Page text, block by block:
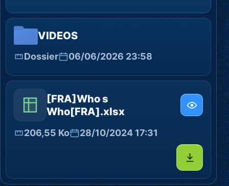
VIDEOS
Dossier 06/06/2026 23:58
[FRA]Who s
Who[FRA].xlsx
206,55 Ko 28/10/2024 17:31